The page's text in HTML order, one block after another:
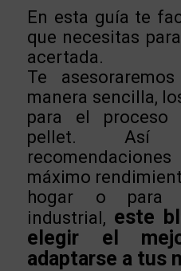
En esta guía te
que necesitas
acertada.
Te
manera sencilla,
para el proceso
pellet. Así
máximo
hogar o para
industrial, este
elegir el
adaptarse a tus